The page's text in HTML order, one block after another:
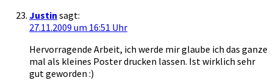
Justin sagt:
27.11.2009 um 16:51 Uhr
Hervorragende Arbeit, ich werde mir glaube ich das ganze
mal als kleines Poster drucken lassen. Ist wirklich sehr
gut geworden :)